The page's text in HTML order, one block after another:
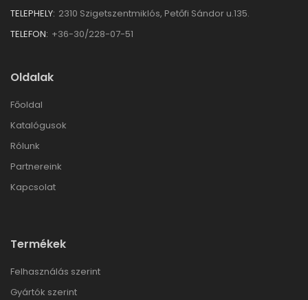
TELEPHELY: 2310 Szigetszentmiklós, Petőfi Sándor u.135.
TELEFON: +36-30/228-07-51
Oldalak
Főoldal
Katalógusok
Rólunk
Partnereink
Kapcsolat
Termékek
Felhasználás szerint
Gyártók szerint